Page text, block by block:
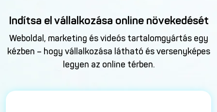
Indítsa el vállalkozása online növekedését
Weboldal, marketing és videós tartalomgyártás egy
kézben – hogy vállalkozása látható és versenyképes
legyen az online térben.